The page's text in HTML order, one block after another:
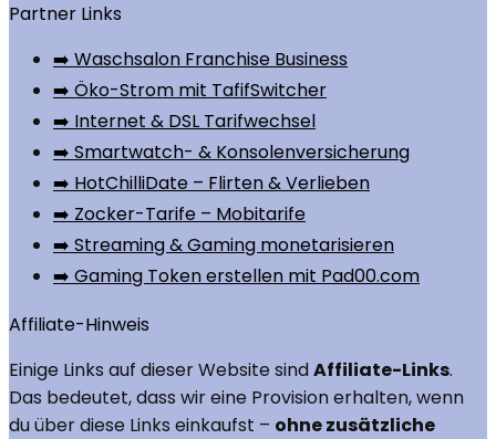
Partner Links
➡️ Waschsalon Franchise Business
➡️ Öko-Strom mit TafifSwitcher
➡️ Internet & DSL Tarifwechsel
➡️ Smartwatch- & Konsolenversicherung
➡️ HotChilliDate – Flirten & Verlieben
➡️ Zocker-Tarife – Mobitarife
➡️ Streaming & Gaming monetarisieren
➡️ Gaming Token erstellen mit Pad00.com
Affiliate-Hinweis
Einige Links auf dieser Website sindAffiliate-Links.
Das bedeutet, dass wir eine Provision erhalten, wenn
du über diese Links einkaufst – ohne zusätzliche